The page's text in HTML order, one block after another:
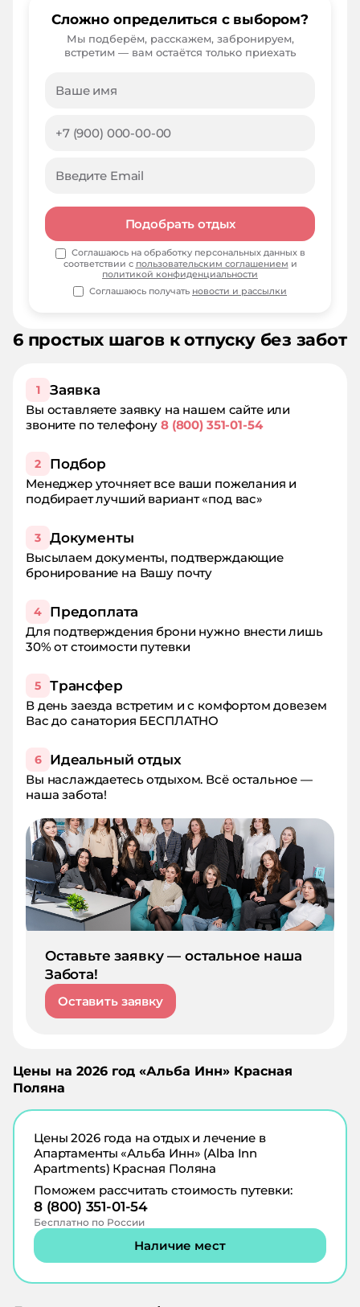
6 простых шагов к отпуску без забот
1 Заявка
Вы оставляете заявку на нашем сайте или
звоните по телефону8 (800) 351-01-54
2 Подбор
Менеджер уточняет все ваши пожелания и
подбирает лучший вариант «под вас»
3 Документы
Высылаем документы, подтверждающие
бронирование на Вашу почту
4 Предоплата
Для подтверждения брони нужно внести лишь
30% от стоимости путевки
5 Трансфер
В день заезда встретим и с комфортом довезем
Вас до санатория БЕСПЛАТНО
6 Идеальный отдых
Вы наслаждаетесь отдыхом. Всё остальное —
наша забота!
Оставьте заявку — остальное наша
Забота!
Оставить заявку
Цены на 2026 год «Альба Инн» Красная
Поляна
Цены2026года на отдых и лечение в
Апартаменты «Альба Инн» (Alba Inn
Apartments) Красная Поляна
Поможем рассчитать стоимость путевки:
8 (800) 351-01-54
Бесплатно по России
Наличие мест
Сложно определиться с выбором?
Мы подберём, расскажем, забронируем,
встретим — вам остаётся только приехать
Подобрать отдых
Соглашаюсь на обработку персональных данных в
соответствии с пользовательским соглашением и
политикой конфиденциальности
Соглашаюсь получать новости и рассылки